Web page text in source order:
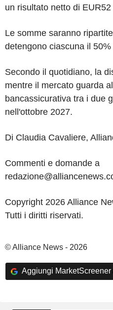
un risultato netto di EUR52
Le somme saranno
detengono ciascuna il
Secondo il quotidiano, la
mentre il mercato guarda
bancassicurativa tra i due
nell'ottobre 2027.
Di Claudia Cavaliere,
Commenti e domande a
Copyright 2026 Alliance
Tutti i diritti riservati.
© Alliance News - 2026
Aggiungi MarketScreener